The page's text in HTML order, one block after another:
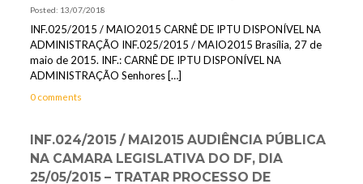
Posted: 13/07/2018
INF.025/2015 / MAIO2015 CARNÊ DE IPTU DISPONÍVEL NA
ADMINISTRAÇÃO INF.025/2015 / MAIO2015 Brasília, 27 de
maio de 2015. INF.: CARNÊ DE IPTU DISPONÍVEL NA
ADMINISTRAÇÃO Senhores[…]
0 comments
INF.024/2015 / MAI2015 AUDIÊNCIA PÚBLICA
NA CAMARA LEGISLATIVA DO DF, DIA
25/05/2015 – TRATAR PROCESSO DE